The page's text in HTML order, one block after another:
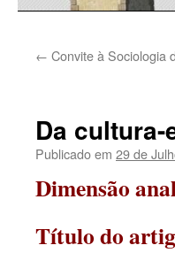
para
conteúdo
← Convite à Sociologia
Da
Publicado em 29 de
Dimensão
Título do